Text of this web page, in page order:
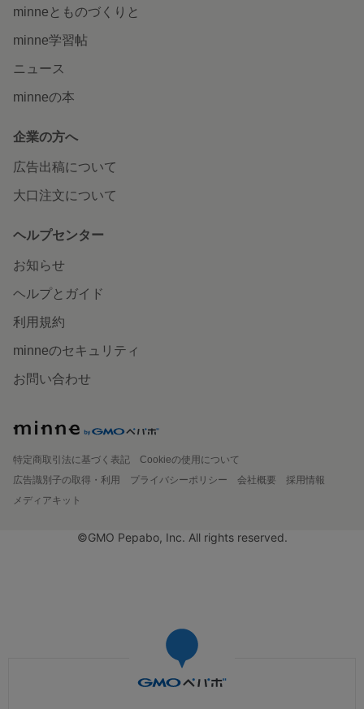
minneとものづくりと
minne学習帖
ニュース
minneの本
企業の方へ
広告出稿について
大口注文について
ヘルプセンター
お知らせ
ヘルプとガイド
利用規約
minneのセキュリティ
お問い合わせ
特定商取引法に基づく表記
Cookieの使用について
広告識別子の取得・利用
プライバシーポリシー 会社概要
採用情報
メディアキット
©GMO Pepabo, Inc. All rights reserved.